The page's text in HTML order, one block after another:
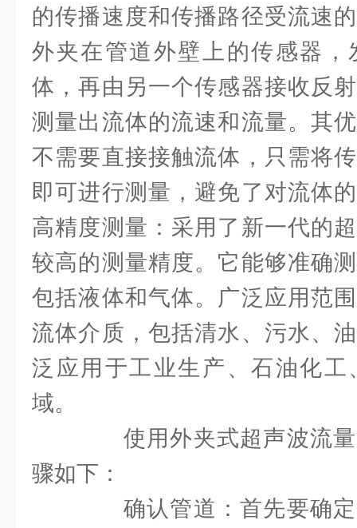
的传播速度和传播路径受流速
外夹在管道外壁上的传感器，
体，再由另一个传感器接收反
测量出流体的流速和流量。其
不需要直接接触流体，只需将
即可进行测量，避免了对流体
高精度测量：采用了新一代的
较高的测量精度。它能够准确
包括液体和气体。广泛应用范
流体介质，包括清水、污水、
泛应用于工业生产、石油化工
域。
使用外夹式超声波流量
骤如下：
确认管道：首先要确定